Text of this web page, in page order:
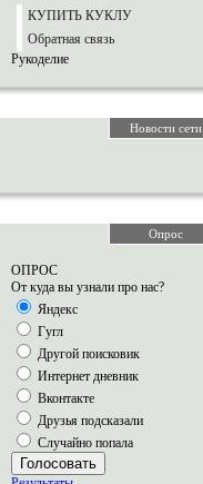
КУПИТЬ КУКЛУ
Обратная связь
Рукоделие
Новости сети
Опрос
ОПРОС
От куда вы узнали про нас?
Яндекс
Гугл
Другой поисковик
Интернет дневник
Вконтакте
Друзья подсказали
Случайно попала
Голосовать